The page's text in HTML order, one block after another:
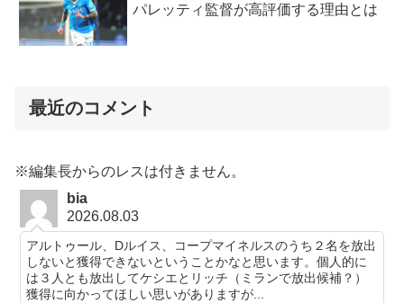
パレッティ監督が高評価する理由とは
最近のコメント
※編集長からのレスは付きません。
bia
2026.08.03
アルトゥール、Dルイス、コープマイネルスのうち２名を放出
しないと獲得できないということかなと思います。個人的に
は３人とも放出してケシエとリッチ（ミランで放出候補？）
獲得に向かってほしい思いがありますが...